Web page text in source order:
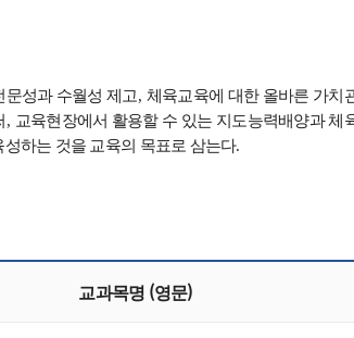
문성과 수월성 제고, 체육교육에 대한 올바른 가치
, 교육현장에서 활용할 수 있는 지도능력배양과 체
하는 것을 교육의 목표로 삼는다.
교과목명 (영문)